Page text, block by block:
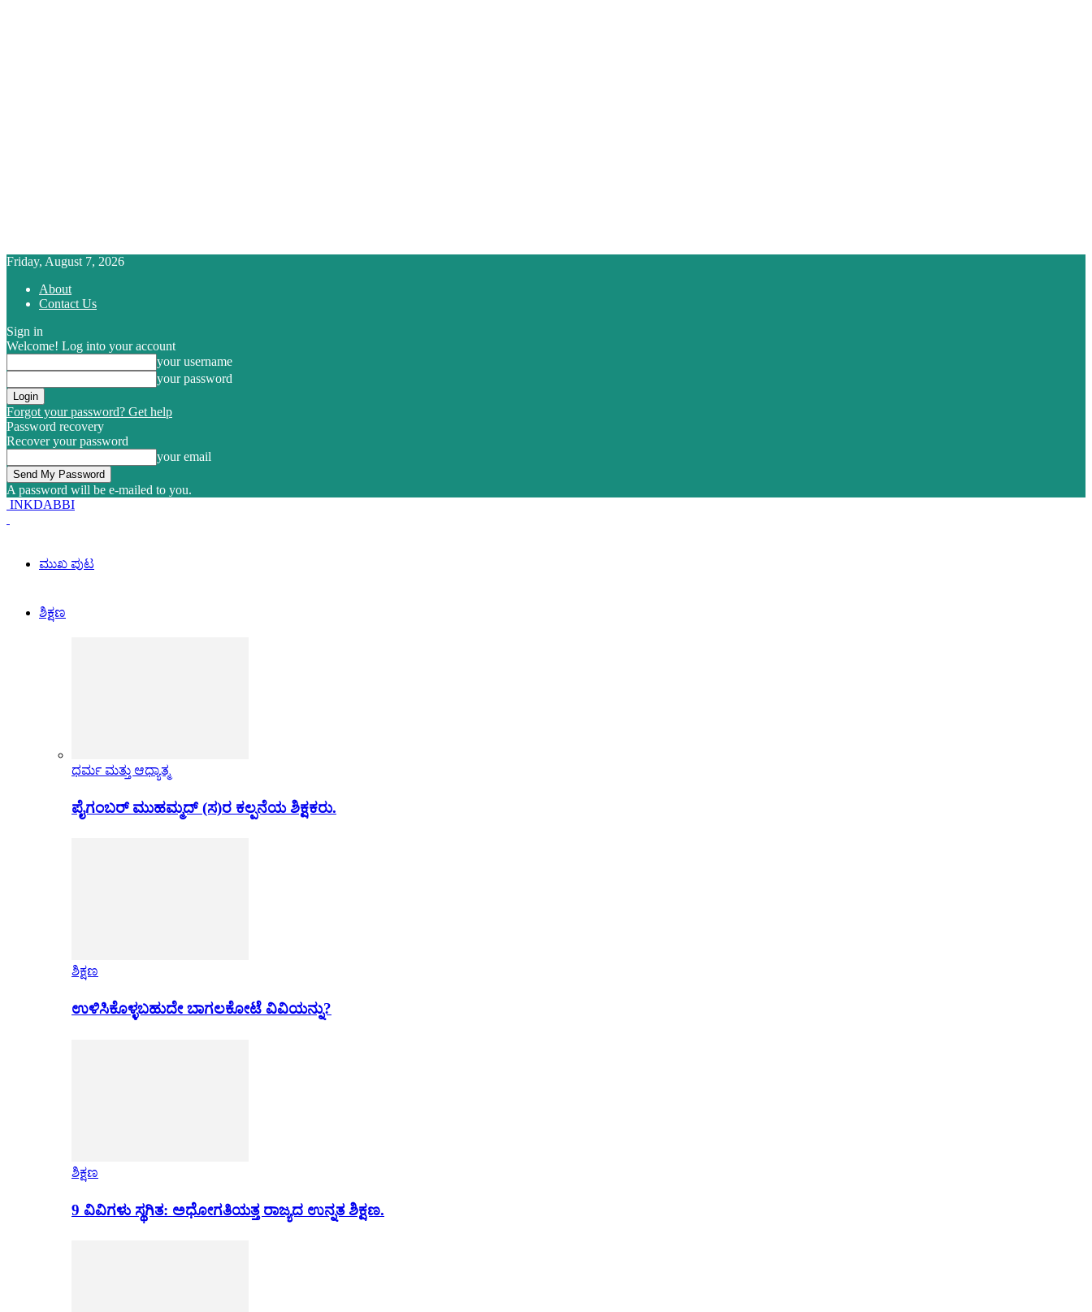
Friday, August 7, 2026
About
Contact Us
Sign in
Welcome! Log into your account
your username
your password
Forgot your password? Get help
Password recovery
Recover your password
your email
A password will be e-mailed to you.
INKDABBI
ಮುಖ ಪುಟ
ಶಿಕ್ಷಣ
ಧರ್ಮ ಮತ್ತು ಆಧ್ಯಾತ್ಮ
ಪೈಗಂಬರ್ ಮುಹಮ್ಮದ್ (ಸ)ರ ಕಲ್ಪನೆಯ ಶಿಕ್ಷಕರು.
ಶಿಕ್ಷಣ
ಉಳಿಸಿಕೊಳ್ಳಬಹುದೇ ಬಾಗಲಕೋಟೆ ವಿವಿಯನ್ನು?
ಶಿಕ್ಷಣ
9 ವಿವಿಗಳು ಸ್ಥಗಿತ: ಅಧೋಗತಿಯತ್ತ ರಾಜ್ಯದ ಉನ್ನತ ಶಿಕ್ಷಣ.